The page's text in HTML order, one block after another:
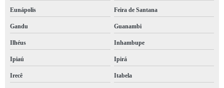
s2210 e social Acupe de Brotas
s 2240 e social marcar Dias d'Ávila
e social 2210 marcar Vitória
e social eventos Pilão Arcado
e social s 2240 Casa Nova
Eunápolis Feira de Santana
Gandu Guanambi
Ilhéus Inhambupe
Ipiaú Ipirá
Irecê Itabela